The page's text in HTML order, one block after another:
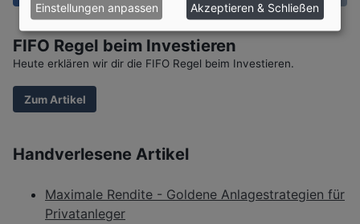
FIFO Regel beim Investieren
Heute erklären wir dir die FIFO Regel beim Investieren.
Zum Artikel
Handverlesene Artikel
Maximale Rendite - Goldene Anlagestrategien für
Privatanleger
Einstellungen anpassen Akzeptieren & Schließen